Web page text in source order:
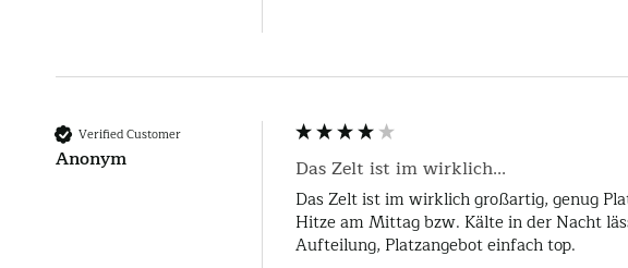
Verified Customer
Anonym Das Zelt ist im wirklich...
Das Zelt ist im wirklich großartig, genug
Hitze am Mittag bzw. Kälte in der Nacht
Aufteilung, Platzangebot einfach top.